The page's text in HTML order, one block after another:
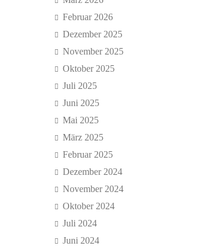
Februar 2026
Dezember 2025
November 2025
Oktober 2025
Juli 2025
Juni 2025
Mai 2025
März 2025
Februar 2025
Dezember 2024
November 2024
Oktober 2024
Juli 2024
Juni 2024